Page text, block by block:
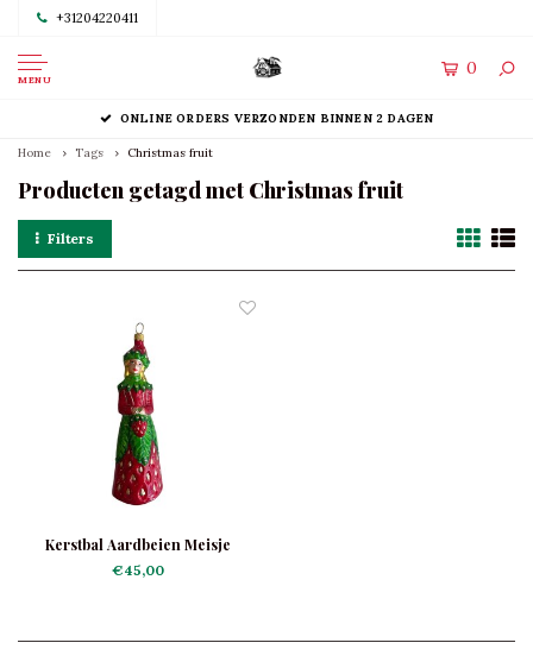
+31204220411
MENU
0
ONLINE ORDERS VERZONDEN BINNEN 2 DAGEN
Home Tags Christmas fruit
Producten getagd met Christmas fruit
Filters
Kerstbal Aardbeien Meisje
€45,00